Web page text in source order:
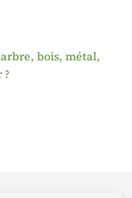
bois, métal,